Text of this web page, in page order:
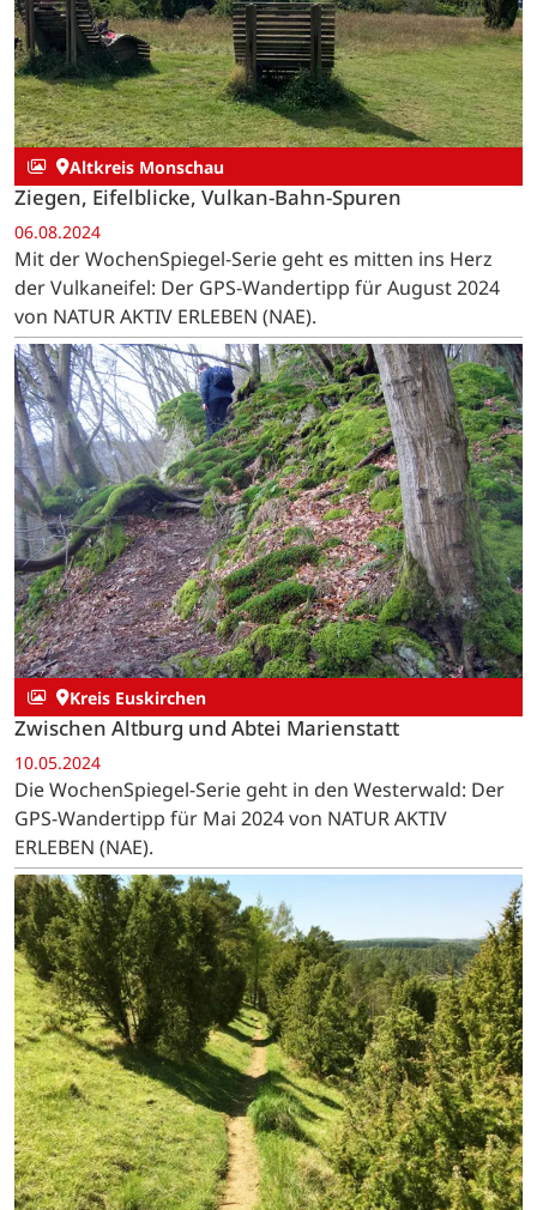
Altkreis Monschau
Ziegen, Eifelblicke, Vulkan-Bahn-Spuren
06.08.2024
Mit der WochenSpiegel-Serie geht es mitten ins Herz
der Vulkaneifel: Der GPS-Wandertipp für August 2024
von NATUR AKTIV ERLEBEN (NAE).
Kreis Euskirchen
Zwischen Altburg und Abtei Marienstatt
10.05.2024
Die WochenSpiegel-Serie geht in den Westerwald: Der
GPS-Wandertipp für Mai 2024 von NATUR AKTIV
ERLEBEN (NAE).